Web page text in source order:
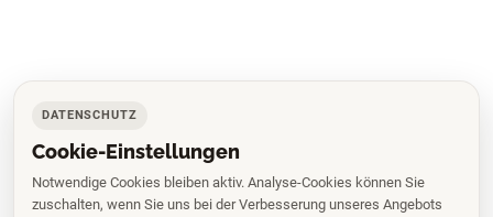
DATENSCHUTZ
Cookie-Einstellungen
Notwendige Cookies bleiben aktiv. Analyse-Cookies können Sie
zuschalten, wenn Sie uns bei der Verbesserung unseres Angebots